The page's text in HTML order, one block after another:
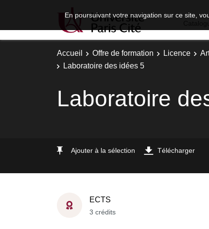
En poursuivant votre navigation sur ce site,
Accueil Offre de formation Licence
Laboratoire des idées 5
Laboratoire
Ajouter à la sélection Télécharger
ECTS
3 crédits